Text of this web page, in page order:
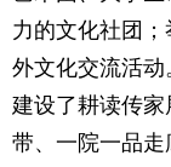
力的文化社团；
外文化交流活动
建设了耕读传家
带、一院一品